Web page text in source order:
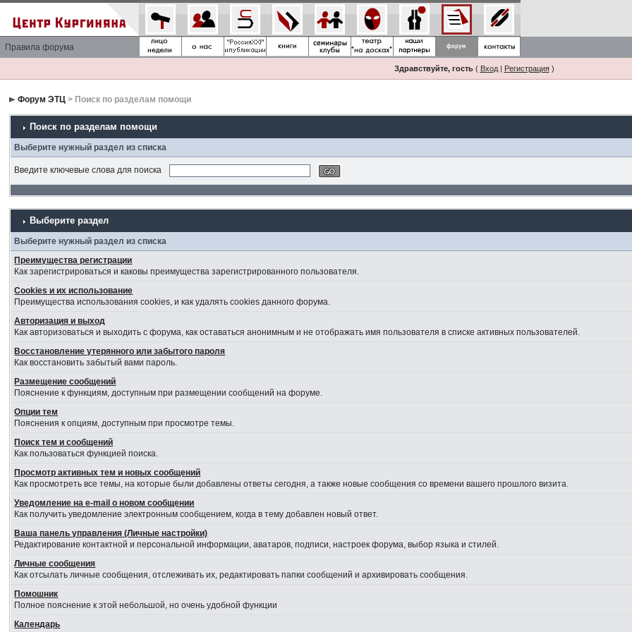
Правила форума
Здравствуйте, гость( Вход| Регистрация)
Форум ЭТЦ > Поиск по разделам помощи
Поиск по разделам помощи
Выберите нужный раздел из списка
Введите ключевые слова для поиска
Выберите раздел
Выберите нужный раздел из списка
Преимущества регистрации
Как зарегистрироваться и каковы преимущества зарегистрированного пользователя.
Cookies и их использование
Преимущества использования cookies, и как удалять cookies данного форума.
Авторизация и выход
Как авторизоваться и выходить с форума, как оставаться анонимным и не отображать имя пользователя в списке активных пользователей.
Восстановление утерянного или забытого пароля
Как восстановить забытый вами пароль.
Размещение сообщений
Пояснение к функциям, доступным при размещении сообщений на форуме.
Опции тем
Пояснения к опциям, доступным при просмотре темы.
Поиск тем и сообщений
Как пользоваться функцией поиска.
Просмотр активных тем и новых сообщений
Как просмотреть все темы, на которые были добавлены ответы сегодня, а также новые сообщения со времени вашего прошлого визита.
Уведомление на е-mail о новом сообщении
Как получить уведомление электронным сообщением, когда в тему добавлен новый ответ.
Ваша панель управления (Личные настройки)
Редактирование контактной и персональной информации, аватаров, подписи, настроек форума, выбор языка и стилей.
Личные сообщения
Как отсылать личные сообщения, отслеживать их, редактировать папки сообщений и архивировать сообщения.
Помошник
Полное пояснение к этой небольшой, но очень удобной функции
Календарь